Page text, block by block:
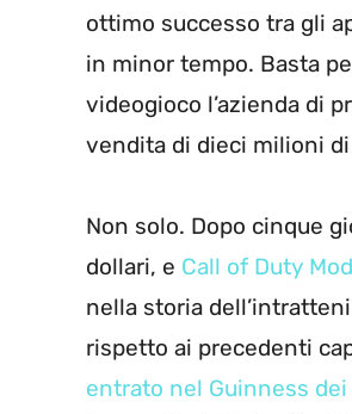
ottimo successo tra gli
in minor tempo. Basta
videogioco l’azienda di
vendita di dieci milioni
Non solo. Dopo cinque
dollari, e Call of Duty
nella storia
rispetto ai precedenti
entrato nel Guinness